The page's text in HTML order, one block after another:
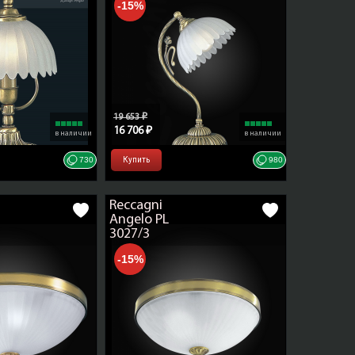
в наличии
730
-15%
19 653 ₽
16 706 ₽ в наличии
Купить 980
-15%
Reccagni
Angelo PL
3027/3